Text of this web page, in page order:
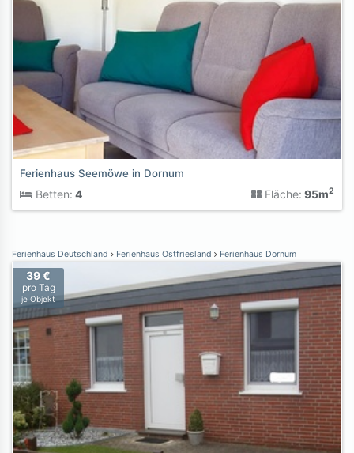
Ferienhaus Seemöwe in Dornum
Betten: 4 Fläche: 95m2
Ferienhaus Deutschland Ferienhaus Ostfriesland Ferienhaus Dornum
39 €
pro Tag
je Objekt